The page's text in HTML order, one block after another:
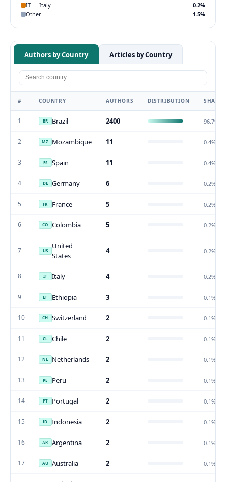
IT — Italy
0.2%
Other
1.5%
Authors by Country Articles by Country
# COUNTRY AUTHORS DISTRIBUTION SHARE
1 BR Brazil 2400 96.7%
2 MZ Mozambique 11 0.4%
3 ES Spain 11 0.4%
4 DE Germany 6 0.2%
5 FR France 5 0.2%
6 CO Colombia 5 0.2%
7 US
United
States
4 0.2%
8 IT Italy 4 0.2%
9 ET Ethiopia 3 0.1%
10 CH Switzerland 2 0.1%
11 CL Chile 2 0.1%
12 NL Netherlands 2 0.1%
13 PE Peru 2 0.1%
14 PT Portugal 2 0.1%
15 ID Indonesia 2 0.1%
16 AR Argentina 2 0.1%
17 AU Australia 2 0.1%